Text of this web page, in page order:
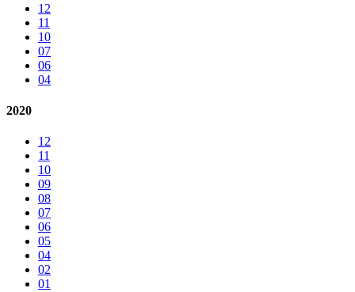
12
11
10
07
06
04
2020
12
11
10
09
08
07
06
05
04
02
01